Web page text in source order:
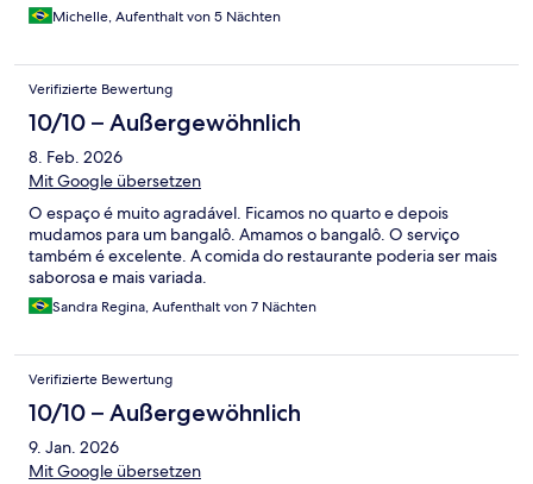
Michelle, Aufenthalt von 5 Nächten
Verifizierte Bewertung
10/10 – Außergewöhnlich
8. Feb. 2026
Mit Google übersetzen
O espaço é muito agradável. Ficamos no quarto e depois
mudamos para um bangalô. Amamos o bangalô. O serviço
também é excelente. A comida do restaurante poderia ser mais
saborosa e mais variada.
Sandra Regina, Aufenthalt von 7 Nächten
Verifizierte Bewertung
10/10 – Außergewöhnlich
9. Jan. 2026
Mit Google übersetzen